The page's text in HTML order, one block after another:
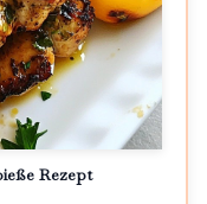
Rezept